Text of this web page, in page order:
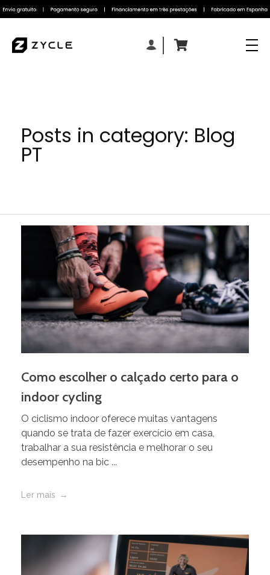
Posts in category: Blog
PT
Como escolher o calçado certo para o
indoor cycling
O ciclismo indoor oferece muitas vantagens
quando se trata de fazer exercício em casa,
trabalhar a sua resistência e melhorar o seu
desempenho na bic ...
Ler mais